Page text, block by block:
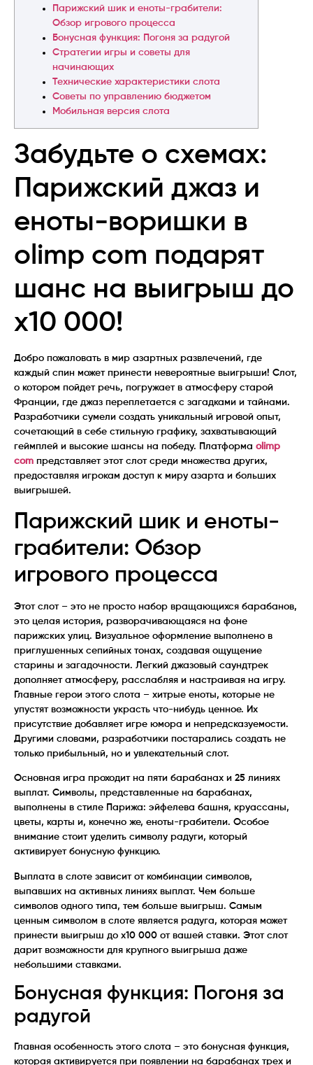
Парижский шик и еноты-грабители:
Обзор игрового процесса
Бонусная функция: Погоня за радугой
Стратегии игры и советы для
начинающих
Технические характеристики слота
Советы по управлению бюджетом
Мобильная версия слота
Забудьте о схемах:
Парижский джаз и
еноты-воришки в
olimp com подарят
шанс на выигрыш до
x10 000!
Добро пожаловать в мир азартных развлечений, где
каждый спин может принести невероятные выигрыши! Слот,
о котором пойдет речь, погружает в атмосферу старой
Франции, где джаз переплетается с загадками и тайнами.
Разработчики сумели создать уникальный игровой опыт,
сочетающий в себе стильную графику, захватывающий
геймплей и высокие шансы на победу. Платформа olimp
com представляет этот слот среди множества других,
предоставляя игрокам доступ к миру азарта и больших
выигрышей.
Парижский шик и еноты-
грабители: Обзор
игрового процесса
Этот слот – это не просто набор вращающихся барабанов,
это целая история, разворачивающаяся на фоне
парижских улиц. Визуальное оформление выполнено в
приглушенных сепийных тонах, создавая ощущение
старины и загадочности. Легкий джазовый саундтрек
дополняет атмосферу, расслабляя и настраивая на игру.
Главные герои этого слота – хитрые еноты, которые не
упустят возможности украсть что-нибудь ценное. Их
присутствие добавляет игре юмора и непредсказуемости.
Другими словами, разработчики постарались создать не
только прибыльный, но и увлекательный слот.
Основная игра проходит на пяти барабанах и 25 линиях
выплат. Символы, представленные на барабанах,
выполнены в стиле Парижа: эйфелева башня, круассаны,
цветы, карты и, конечно же, еноты-грабители. Особое
внимание стоит уделить символу радуги, который
активирует бонусную функцию.
Выплата в слоте зависит от комбинации символов,
выпавших на активных линиях выплат. Чем больше
символов одного типа, тем больше выигрыш. Самым
ценным символом в слоте является радуга, которая может
принести выигрыш до x10 000 от вашей ставки. Этот слот
дарит возможности для крупного выигрыша даже
небольшими ставками.
Бонусная функция: Погоня за
радугой
Главная особенность этого слота – это бонусная функция,
которая активируется при появлении на барабанах трех и